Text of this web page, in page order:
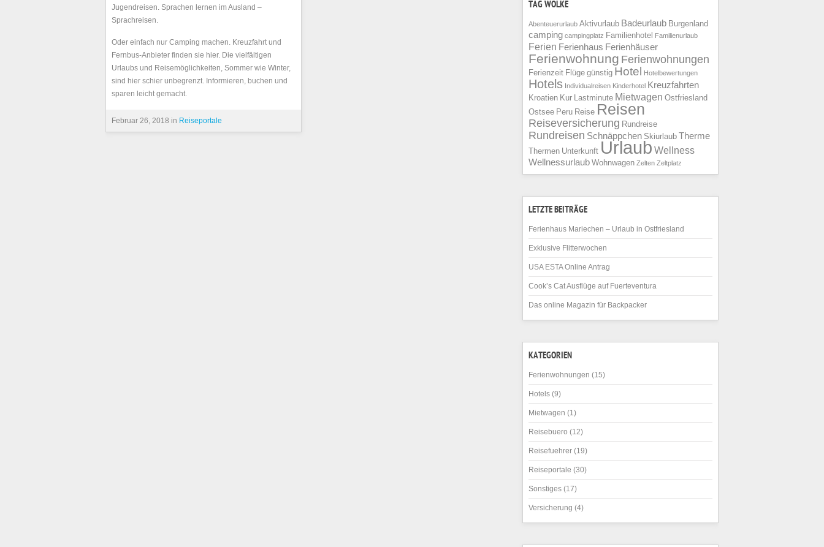
Jugendreisen. Sprachen lernen im Ausland –
Sprachreisen.
Oder einfach nur Camping machen. Kreuzfahrt und
Fernbus-Anbieter finden sie hier. Die vielfältigen
Urlaubs und Reisemöglichkeiten, Sommer wie Winter,
sind hier schier unbegrenzt. Informieren, buchen und
sparen leicht gemacht.
Februar 26, 2018 in Reiseportale
TAG WOLKE
Abenteuerurlaub Aktivurlaub Badeurlaub Burgenland
camping campingplatz Familienhotel Familienurlaub
Ferien Ferienhaus Ferienhäuser
Ferienwohnung Ferienwohnungen
Ferienzeit Flüge günstig Hotel Hotelbewertungen
Hotels Individualreisen Kinderhotel Kreuzfahrten
Kroatien Kur Lastminute Mietwagen Ostfriesland
Ostsee Peru Reise Reisen
Reiseversicherung Rundreise
Rundreisen Schnäppchen Skiurlaub Therme
Thermen Unterkunft Urlaub Wellness
Wellnessurlaub Wohnwagen Zelten Zeltplatz
LETZTE BEITRÄGE
Ferienhaus Mariechen – Urlaub in Ostfriesland
Exklusive Flitterwochen
USA ESTA Online Antrag
Cook’s Cat Ausflüge auf Fuerteventura
Das online Magazin für Backpacker
KATEGORIEN
Ferienwohnungen (15)
Hotels (9)
Mietwagen (1)
Reisebuero (12)
Reisefuehrer (19)
Reiseportale (30)
Sonstiges (17)
Versicherung (4)